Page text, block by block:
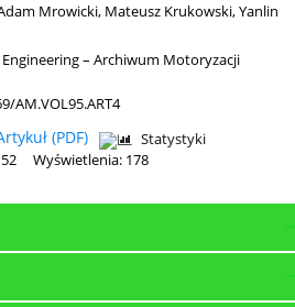
Mrowicki, Mateusz Krukowski,Yanlin
– Archiwum Motoryzacji
AM.VOL95.ART4
(PDF)
Statystyki
Wyświetlenia: 178